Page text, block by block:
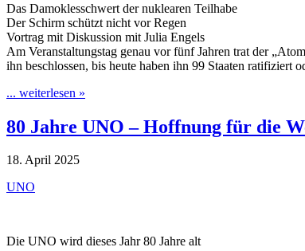
Das Damoklesschwert der nuklearen Teilhabe
Der Schirm schützt nicht vor Regen
Vortrag mit Diskussion mit Julia Engels
Am Veranstaltungstag genau vor fünf Jahren trat der
ihn beschlossen, bis heute haben ihn 99 Staaten ratifiziert
... weiterlesen »
80 Jahre UNO – Hoffnung für die
18. April 2025
UNO
Die UNO wird dieses Jahr 80 Jahre alt